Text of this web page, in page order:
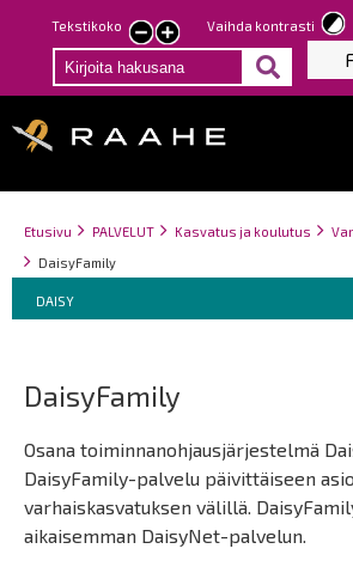
Hyppää
pääsisältöön
Tekstikoko
Pienennä
tekstin
kokoa
Suurenna
tekstin
kokoa
Vaihda kontrasti
Breadcrumbs
You
are
Etusivu PALVELUT Kasvatus ja koulutus
DaisyFamily
Breadcrumbs
You
are
DAISY
DaisyFamily
Osana toiminnanohjausjärjestelmä
DaisyFamily-palvelu päivittäiseen
varhaiskasvatuksen välillä.
aikaisemman DaisyNet-palvelun.